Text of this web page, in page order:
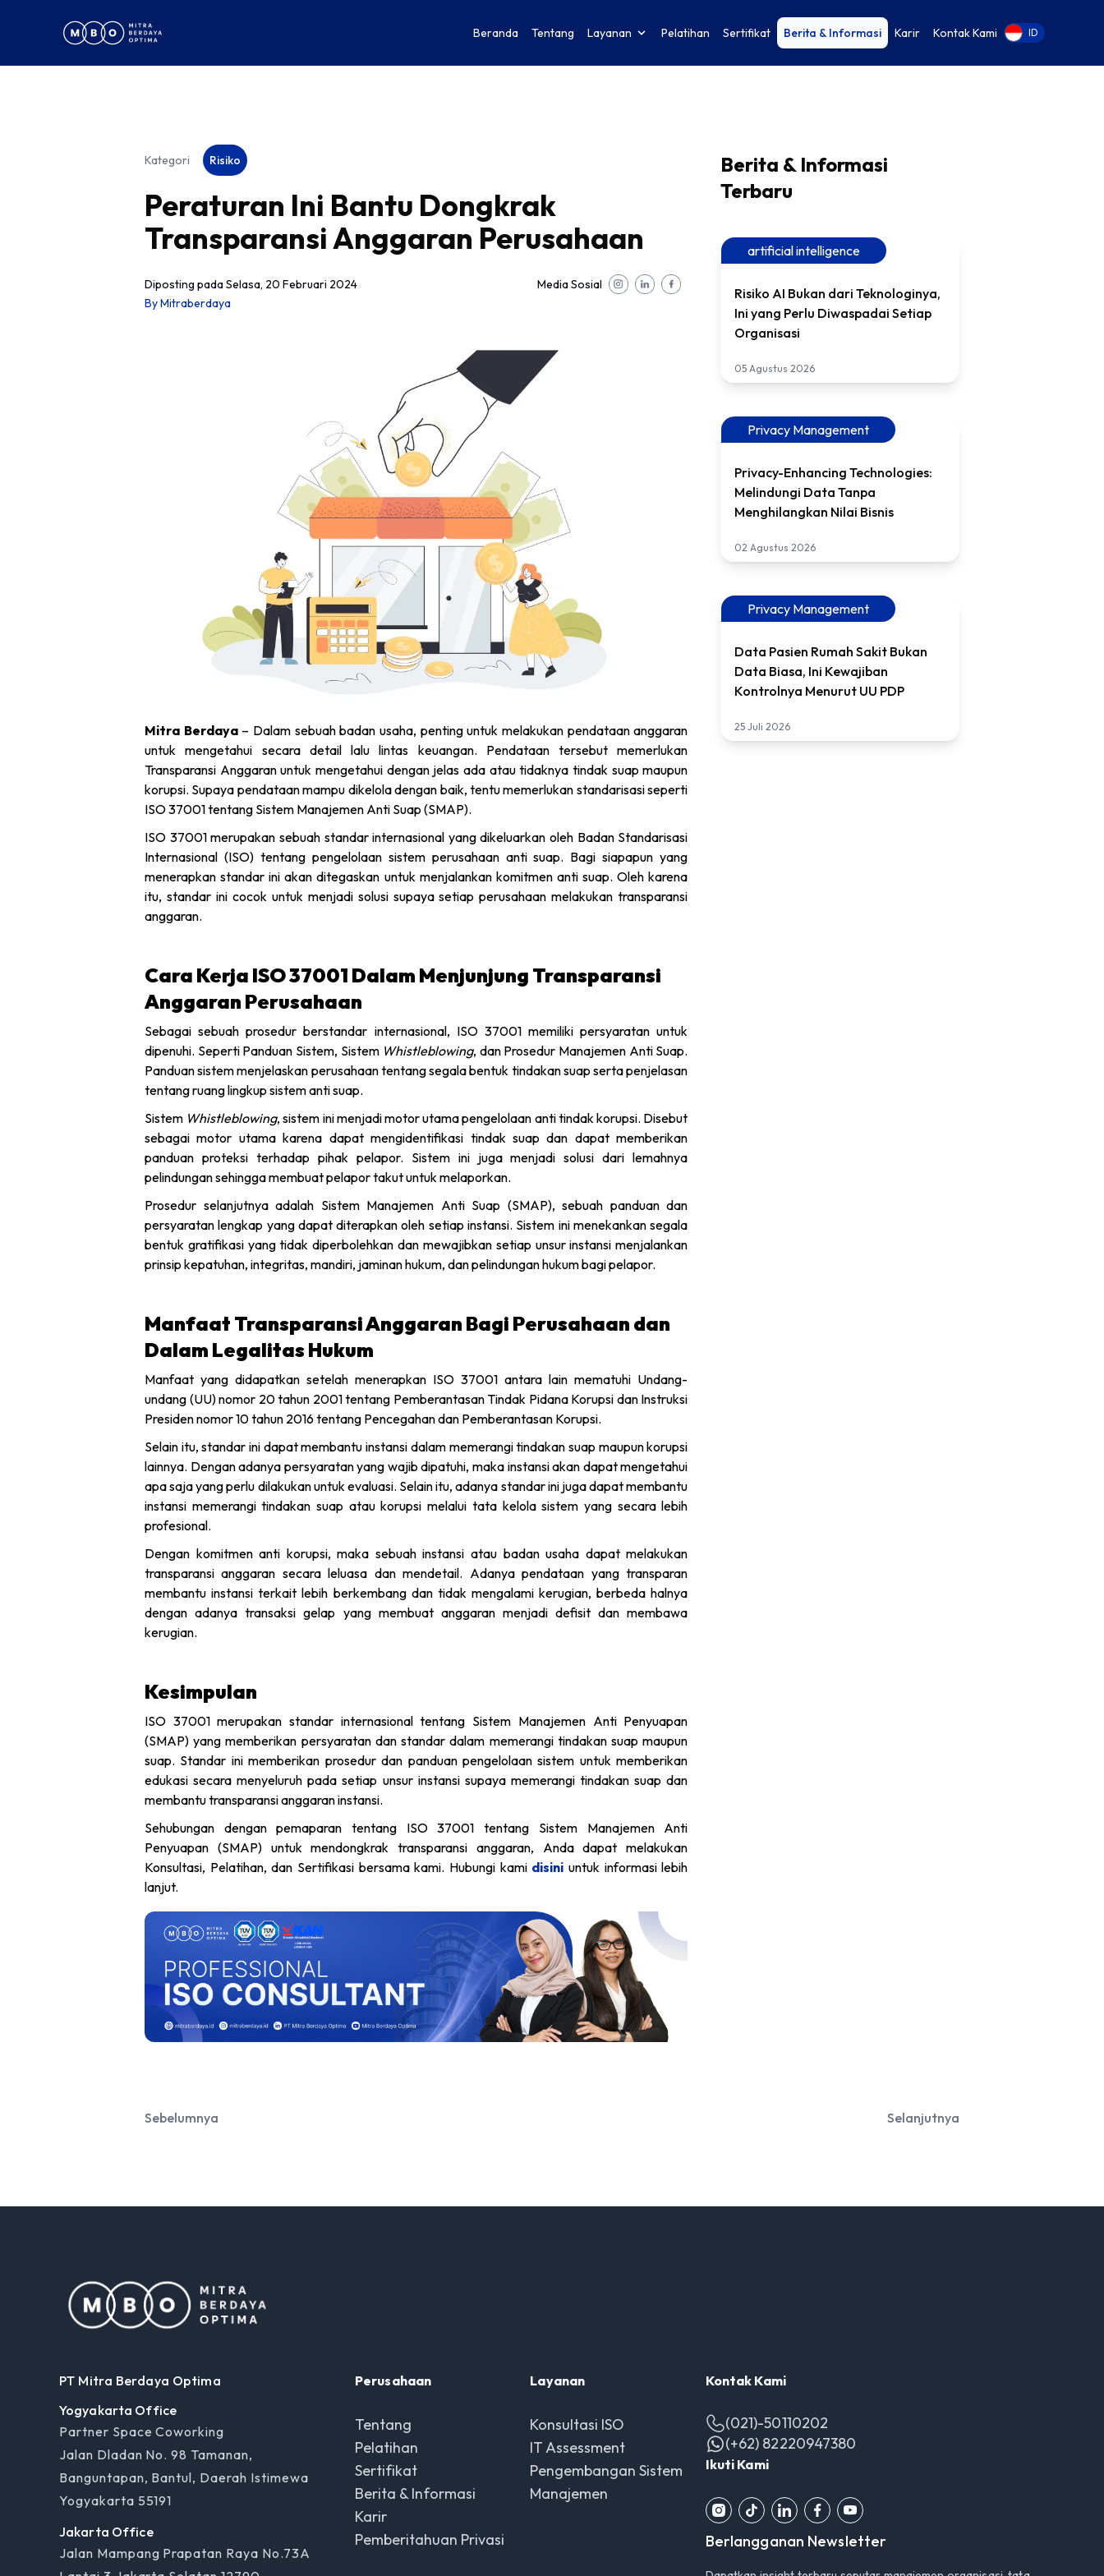
Beranda Tentang Layanan Pelatihan Sertifikat Berita & Informasi Karir Kontak Kami EN ID
Kategori Risiko
Peraturan Ini Bantu Dongkrak
Transparansi Anggaran Perusahaan
Diposting padaSelasa, 20 Februari 2024
Media Sosial
ByMitraberdaya
Mitra Berdaya– Dalam sebuah badan usaha, penting untuk melakukan pendataan anggaran
untuk mengetahui secara detail lalu lintas keuangan. Pendataan tersebut memerlukan
Transparansi Anggaran untuk mengetahui dengan jelas ada atau tidaknya tindak suap maupun
korupsi. Supaya pendataan mampu dikelola dengan baik, tentu memerlukan standarisasi seperti
ISO 37001 tentang Sistem Manajemen Anti Suap (SMAP).
ISO 37001 merupakan sebuah standar internasional yang dikeluarkan oleh Badan Standarisasi
Internasional (ISO) tentang pengelolaan sistem perusahaan anti suap. Bagi siapapun yang
menerapkan standar ini akan ditegaskan untuk menjalankan komitmen anti suap. Oleh karena
itu, standar ini cocok untuk menjadi solusi supaya setiap perusahaan melakukan transparansi
anggaran.
Cara Kerja ISO 37001 Dalam Menjunjung Transparansi
Anggaran Perusahaan
Sebagai sebuah prosedur berstandar internasional, ISO 37001 memiliki persyaratan untuk
dipenuhi. Seperti Panduan Sistem, Sistem Whistleblowing, dan Prosedur Manajemen Anti Suap.
Panduan sistem menjelaskan perusahaan tentang segala bentuk tindakan suap serta penjelasan
tentang ruang lingkup sistem anti suap.
Sistem Whistleblowing, sistem ini menjadi motor utama pengelolaan anti tindak korupsi. Disebut
sebagai motor utama karena dapat mengidentifikasi tindak suap dan dapat memberikan
panduan proteksi terhadap pihak pelapor. Sistem ini juga menjadi solusi dari lemahnya
pelindungan sehingga membuat pelapor takut untuk melaporkan.
Prosedur selanjutnya adalah Sistem Manajemen Anti Suap (SMAP), sebuah panduan dan
persyaratan lengkap yang dapat diterapkan oleh setiap instansi. Sistem ini menekankan segala
bentuk gratifikasi yang tidak diperbolehkan dan mewajibkan setiap unsur instansi menjalankan
prinsip kepatuhan, integritas, mandiri, jaminan hukum, dan pelindungan hukum bagi pelapor.
Manfaat Transparansi Anggaran Bagi Perusahaan dan
Dalam Legalitas Hukum
Manfaat yang didapatkan setelah menerapkan ISO 37001 antara lain mematuhi Undang-
undang (UU) nomor 20 tahun 2001 tentang Pemberantasan Tindak Pidana Korupsi dan Instruksi
Presiden nomor 10 tahun 2016 tentang Pencegahan dan Pemberantasan Korupsi.
Selain itu, standar ini dapat membantu instansi dalam memerangi tindakan suap maupun korupsi
lainnya. Dengan adanya persyaratan yang wajib dipatuhi, maka instansi akan dapat mengetahui
apa saja yang perlu dilakukan untuk evaluasi. Selain itu, adanya standar ini juga dapat membantu
instansi memerangi tindakan suap atau korupsi melalui tata kelola sistem yang secara lebih
profesional.
Dengan komitmen anti korupsi, maka sebuah instansi atau badan usaha dapat melakukan
transparansi anggaran secara leluasa dan mendetail. Adanya pendataan yang transparan
membantu instansi terkait lebih berkembang dan tidak mengalami kerugian, berbeda halnya
dengan adanya transaksi gelap yang membuat anggaran menjadi defisit dan membawa
kerugian.
Kesimpulan
ISO 37001 merupakan standar internasional tentang Sistem Manajemen Anti Penyuapan
(SMAP) yang memberikan persyaratan dan standar dalam memerangi tindakan suap maupun
suap. Standar ini memberikan prosedur dan panduan pengelolaan sistem untuk memberikan
edukasi secara menyeluruh pada setiap unsur instansi supaya memerangi tindakan suap dan
membantu transparansi anggaran instansi.
Sehubungan dengan pemaparan tentang ISO 37001 tentang Sistem Manajemen Anti
Penyuapan (SMAP) untuk mendongkrak transparansi anggaran, Anda dapat melakukan
Konsultasi, Pelatihan, dan Sertifikasi bersama kami. Hubungi kami disini untuk informasi lebih
lanjut.
Berita & Informasi
Terbaru
artificial intelligence
Risiko AI Bukan dari Teknologinya,
Ini yang Perlu Diwaspadai Setiap
Organisasi
05 Agustus 2026
Privacy Management
Privacy-Enhancing Technologies:
Melindungi Data Tanpa
Menghilangkan Nilai Bisnis
02 Agustus 2026
Privacy Management
Data Pasien Rumah Sakit Bukan
Data Biasa, Ini Kewajiban
Kontrolnya Menurut UU PDP
25 Juli 2026
Sebelumnya Selanjutnya
PT Mitra Berdaya Optima
Yogyakarta Office
Partner Space Coworking
Jalan Dladan No. 98 Tamanan,
Banguntapan, Bantul, Daerah Istimewa
Yogyakarta 55191
Jakarta Office
Jalan Mampang Prapatan Raya No.73A
Perusahaan
Tentang
Pelatihan
Sertifikat
Berita & Informasi
Karir
Pemberitahuan Privasi
Layanan
Konsultasi ISO
IT Assessment
Pengembangan Sistem
Manajemen
Kontak Kami
(021)-50110202
(+62) 82220947380
Ikuti Kami
Berlangganan Newsletter